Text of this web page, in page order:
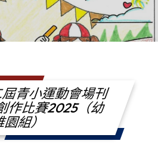
青小運動會場刊
作比賽2025（幼
園組）